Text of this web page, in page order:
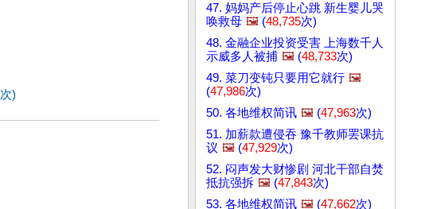
次)
47. 妈妈产后停止心跳 新生婴儿哭
唤救母 🖼️ (48,735次)
48. 金融企业投资受害 上海数千人
示威多人被捕 🖼️ (48,733次)
49. 菜刀变钝只要用它就行 🖼️
(47,986次)
50. 各地维权简讯 🖼️ (47,963次)
51. 加薪款遭侵吞 豫千教师罢课抗
议 🖼️ (47,929次)
52. 闷声发大财惨剧 河北干部自焚
抵抗强拆 🖼️ (47,843次)
53. 各地维权简讯 🖼️ (47,662次)